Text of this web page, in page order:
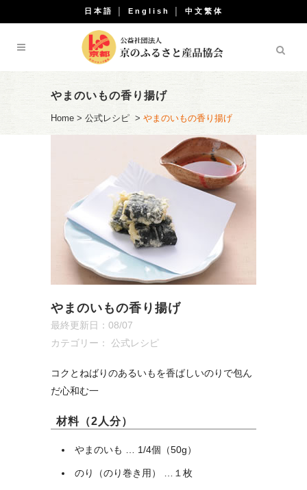
日本語 English 中文繁体
やまのいもの香り揚げ
Home > 公式レシピ > やまのいもの香り揚げ
やまのいもの香り揚げ
最終更新日：08/07
カテゴリー： 公式レシピ
コクとねばりのあるいもを香ばしいのりで包ん
だ心和む一
材料（2人分）
やまのいも … 1/4個（50g）
のり（のり巻き用） …１枚